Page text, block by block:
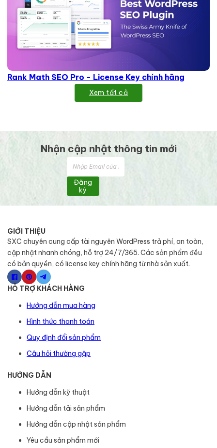
Rank Math SEO Pro - License Key chính hãng
Xem tất cả
Nhận cập nhật thông tin mới
Đăng
ký
GIỚI THIỆU
SXC chuyên cung cấp tài nguyên WordPress trả phí, an toàn,
cập nhật nhanh chóng, hỗ trợ 24/7/365. Các sản phẩm đều
có bản quyền, có license key chính hãng từ nhà sản xuất.
HỖ TRỢ KHÁCH HÀNG
Hướng dẫn mua hàng
Hình thức thanh toán
Quy định đổi sản phẩm
Câu hỏi thường gặp
HƯỚNG DẪN
Hướng dẫn kỹ thuật
Hướng dẫn tải sản phẩm
Hướng dẫn cập nhật sản phẩm
Yêu cầu sản phẩm mới